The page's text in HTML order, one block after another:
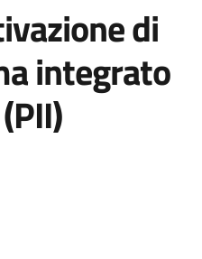
di
integrato